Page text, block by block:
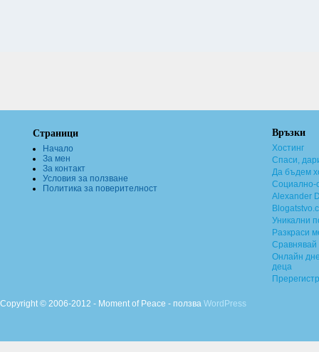
Страници
Начало
За мен
За контакт
Условия за ползване
Политика за поверителност
Връзки
Хостинг
Спаси,
Да бъдем
Социално-
Alexander
Уникални
Разкраси
Сравнявай
Онлайн
деца
Copyright © 2006-2012 - Moment of Peace - ползва WordPress